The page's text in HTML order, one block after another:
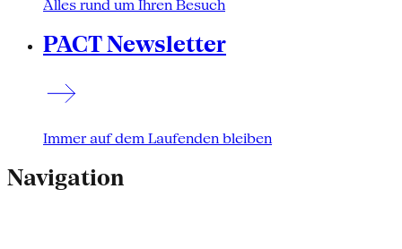
Alles rund um Ihren Besuch
PACT Newsletter
Immer auf dem Laufenden bleiben
Navigation